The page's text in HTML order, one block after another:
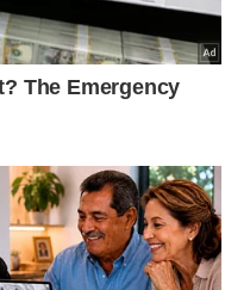
franquia que direciona
é a rede Mordidela,
A rede
e oferece opções que
o jantar.
tem quase 170
200 operações até
da marca, o
um valor total de R$